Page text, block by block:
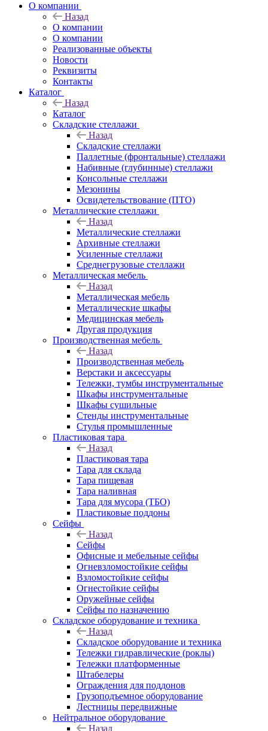
О компании
Назад
О компании
О компании
Реализованные объекты
Новости
Реквизиты
Контакты
Каталог
Назад
Каталог
Складские стеллажи
Назад
Складские стеллажи
Паллетные (фронтальные) стеллажи
Набивные (глубинные) стеллажи
Консольные стеллажи
Мезонины
Освидетельствование (ПТО)
Металлические стеллажи
Назад
Металлические стеллажи
Архивные стеллажи
Усиленные стеллажи
Среднегрузовые стеллажи
Металлическая мебель
Назад
Металлическая мебель
Металлические шкафы
Медицинская мебель
Другая продукция
Производственная мебель
Назад
Производственная мебель
Верстаки и аксессуары
Тележки, тумбы инструментальные
Шкафы инструментальные
Шкафы сушильные
Стенды инструментальные
Cтулья промышленные
Пластиковая тара
Назад
Пластиковая тара
Тара для склада
Тара пищевая
Тара наливная
Тара для мусора (ТБО)
Пластиковые поддоны
Сейфы
Назад
Сейфы
Офисные и мебельные сейфы
Огневзломостойкие сейфы
Взломостойкие сейфы
Огнестойкие сейфы
Оружейные сейфы
Сейфы по назначению
Складское оборудование и техника
Назад
Складское оборудование и техника
Тележки гидравлические (роклы)
Тележки платформенные
Штабелеры
Ограждения для поддонов
Грузоподъемное оборудование
Лестницы передвижные
Нейтральное оборудование
Назад